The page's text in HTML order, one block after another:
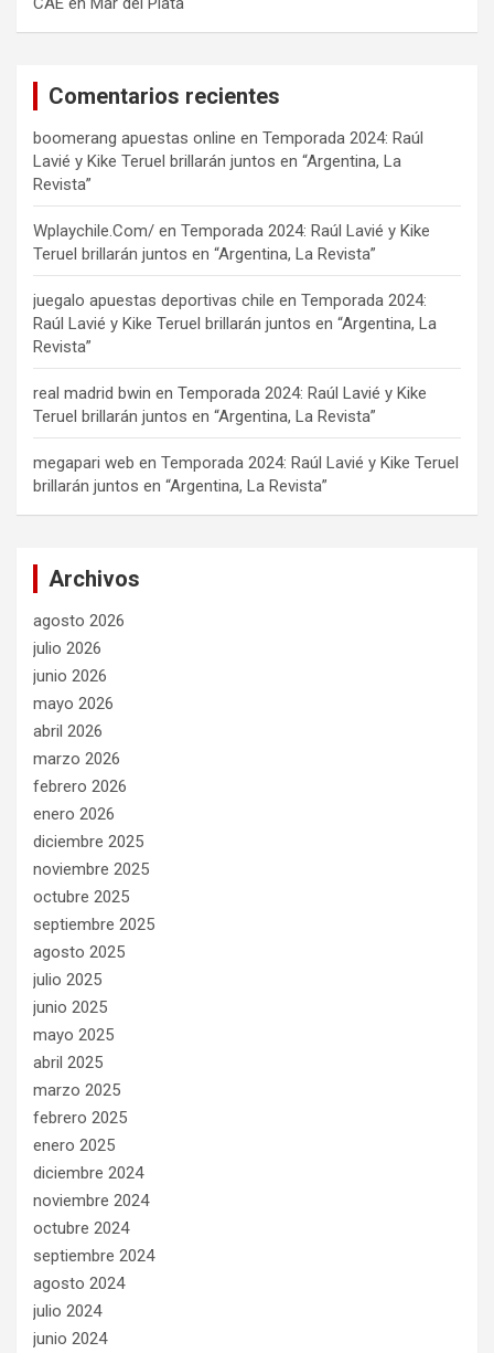
Comentarios recientes
boomerang apuestas online en Temporada 2024: Raúl
Lavié y Kike Teruel brillarán juntos en “Argentina, La
Revista”
Wplaychile.Com/ en Temporada 2024: Raúl Lavié y Kike
Teruel brillarán juntos en “Argentina, La Revista”
juegalo apuestas deportivas chile en Temporada 2024:
Raúl Lavié y Kike Teruel brillarán juntos en “Argentina, La
Revista”
real madrid bwin en Temporada 2024: Raúl Lavié y Kike
Teruel brillarán juntos en “Argentina, La Revista”
megapari web en Temporada 2024: Raúl Lavié y Kike Teruel
brillarán juntos en “Argentina, La Revista”
Archivos
agosto 2026
julio 2026
junio 2026
mayo 2026
abril 2026
marzo 2026
febrero 2026
enero 2026
diciembre 2025
noviembre 2025
octubre 2025
septiembre 2025
agosto 2025
julio 2025
junio 2025
mayo 2025
abril 2025
marzo 2025
febrero 2025
enero 2025
diciembre 2024
noviembre 2024
octubre 2024
septiembre 2024
agosto 2024
julio 2024
junio 2024